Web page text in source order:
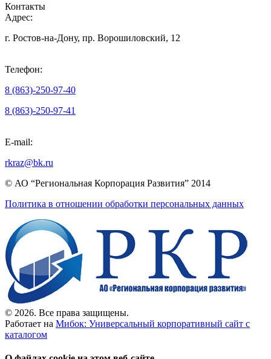
Контакты
Адрес:
г. Ростов-на-Дону, пр. Ворошиловский, 12
Телефон:
8 (863)-250-97-40
8 (863)-250-97-41
E-mail:
rkraz@bk.ru
© АО “Региональная Корпорация Развития” 2014
Политика в отношении обработки персональных данных
© 2026. Все права защищены.
Работает на Мибок: Универсальный корпоративный сайт с
каталогом